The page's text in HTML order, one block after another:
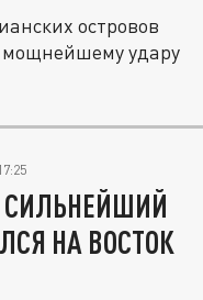
островов
мощнейшему удару
СИЛЬНЕЙШИЙ
НА ВОСТОК